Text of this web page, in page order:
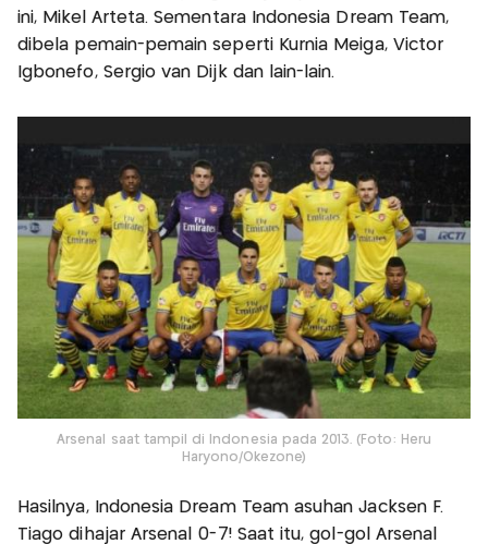
ini, Mikel Arteta. Sementara Indonesia Dream Team,
dibela pemain-pemain seperti Kurnia Meiga, Victor
Igbonefo, Sergio van Dijk dan lain-lain.
Arsenal saat tampil di Indonesia pada 2013. (Foto: Heru
Haryono/Okezone)
Hasilnya, Indonesia Dream Team asuhan Jacksen F.
Tiago dihajar Arsenal 0-7! Saat itu, gol-gol Arsenal